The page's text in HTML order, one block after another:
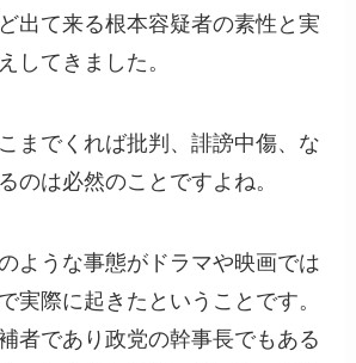
出て来る根本容疑者の素性と実
してきました。
までくれば批判、誹謗中傷、な
のは必然のことですよね。
ような事態がドラマや映画では
実際に起きたということです。
者であり政党の幹事長でもある